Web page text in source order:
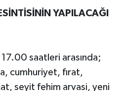
YAPILACAĞI
saatleri arasında;
cumhuriyet, fırat,
seyit fehim arvasi, yeni